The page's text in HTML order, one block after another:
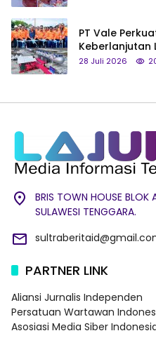
PT Vale
Keberlanjutan
28 Juli 2026
BRIS TOWN HOUSE BLOK
SULAWESI TENGGARA.
PARTNER LINK
Aliansi Jurnalis Independen
Persatuan Wartawan
Asosiasi Media Siber